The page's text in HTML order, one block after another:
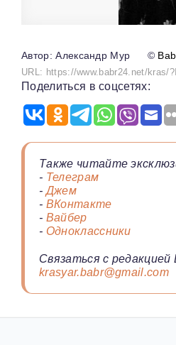
Александр Мур ©
URL: https://www.babr24.net/kras/
Поделиться в соцсетях:
Также читайте
- Телеграм
-Джем
- ВКонтакте
- Вайбер
- Одноклассники
Связаться с редакцией
krasyar.babr@gmail.com